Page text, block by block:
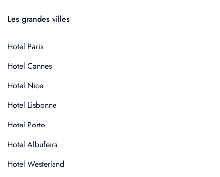
Les grandes villes
Hotel Paris
Hotel Cannes
Hotel Nice
Hotel Lisbonne
Hotel Porto
Hotel Albufeira
Hotel Westerland